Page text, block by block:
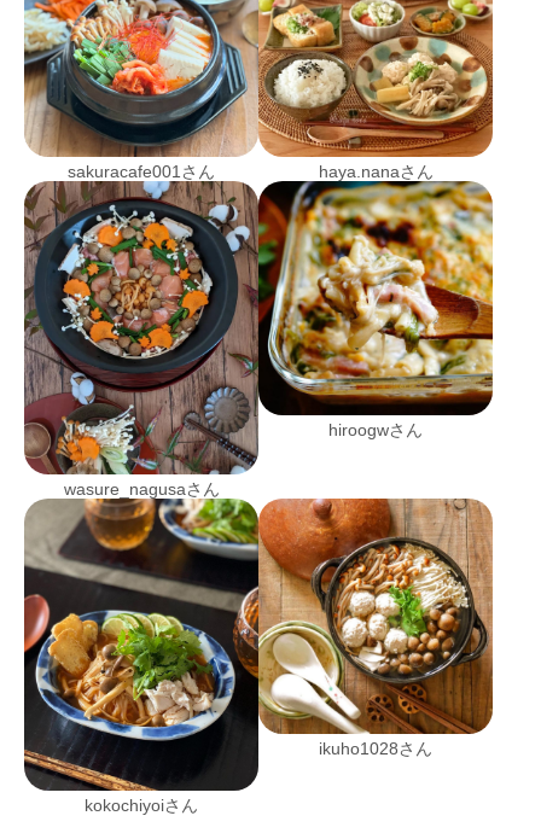
sakuracafe001さん haya.nanaさん
wasure_nagusaさん
hiroogwさん
kokochiyoiさん
ikuho1028さん